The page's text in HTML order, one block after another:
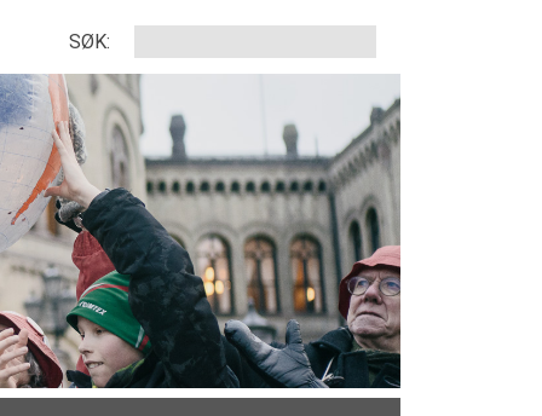
SØK: